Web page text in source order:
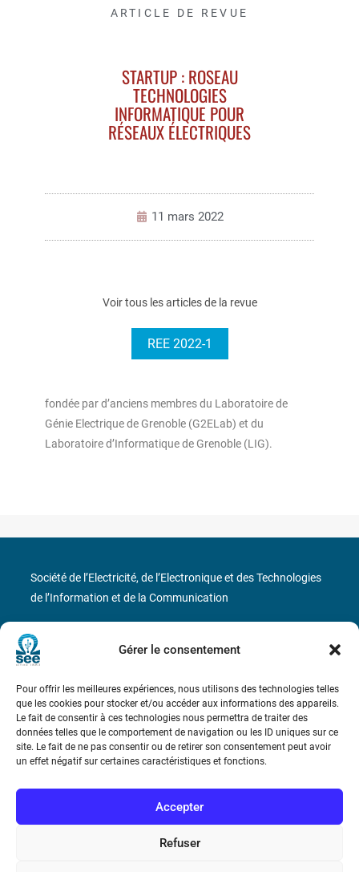
Gérer le consentement
Pour offrir les meilleures expériences, nous utilisons des technologies telles
que les cookies pour stocker et/ou accéder aux informations des appareils.
Le fait de consentir à ces technologies nous permettra de traiter des
données telles que le comportement de navigation ou les ID uniques sur ce
site. Le fait de ne pas consentir ou de retirer son consentement peut avoir
un effet négatif sur certaines caractéristiques et fonctions.
Accepter
Refuser
ARTICLE DE REVUE
STARTUP : ROSEAU
TECHNOLOGIES
INFORMATIQUE POUR
RÉSEAUX ÉLECTRIQUES
11 mars 2022
Voir tous les articles de la revue
REE 2022-1
fondée par d’anciens membres du Laboratoire de
Génie Electrique de Grenoble (G2ELab) et du
Laboratoire d’Informatique de Grenoble (LIG).
Société de l’Electricité, de l’Electronique et des Technologies
de l’Information et de la Communication
17 rue de l’Amiral Hamelin
Métro : « Boissière » Ligne 6 et « Iéna » Ligne 9
Téléphone : (+33) 1 56 90 37 17
N° de SIREN : 785 393 232, Code APE : 9412Z TVA intra-
communautaire : FR44 785 393 232